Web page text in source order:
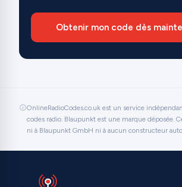
Obtenir mon code dès
OnlineRadioCodes.co.uk est un service
codes radio. Blaupunkt est une marque déposée.
ni à Blaupunkt GmbH ni à aucun constructeur